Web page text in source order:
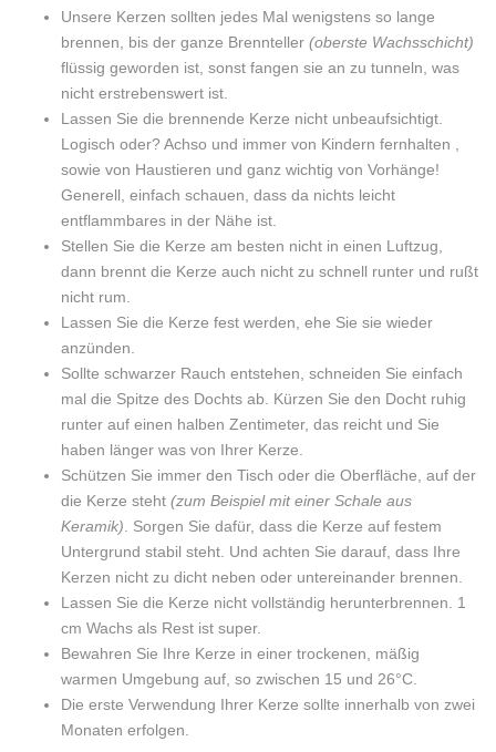
Rosa"
Facebook
in
Rosa"
on
Twitter
Rosa"
on
Google
Plus
Rosa"
on
Pinterest
Rosa"
on
LinkedIn
Unsere Kerzen sollten jedes Mal wenigstens so lange
brennen, bis der ganze Brennteller (oberste Wachsschicht)
flüssig geworden ist, sonst fangen sie an zu tunneln, was
nicht erstrebenswert ist.
Lassen Sie die brennende Kerze nicht unbeaufsichtigt.
Logisch oder? Achso und immer von Kindern fernhalten ,
sowie von Haustieren und ganz wichtig von Vorhänge!
Generell, einfach schauen, dass da nichts leicht
entflammbares in der Nähe ist.
Stellen Sie die Kerze am besten nicht in einen Luftzug,
dann brennt die Kerze auch nicht zu schnell runter und rußt
nicht rum.
Lassen Sie die Kerze fest werden, ehe Sie sie wieder
anzünden.
Sollte schwarzer Rauch entstehen, schneiden Sie einfach
mal die Spitze des Dochts ab. Kürzen Sie den Docht ruhig
runter auf einen halben Zentimeter, das reicht und Sie
haben länger was von Ihrer Kerze.
Schützen Sie immer den Tisch oder die Oberfläche, auf der
die Kerze steht (zum Beispiel mit einer Schale aus
Keramik) . Sorgen Sie dafür, dass die Kerze auf festem
Untergrund stabil steht. Und achten Sie darauf, dass Ihre
Kerzen nicht zu dicht neben oder untereinander brennen.
Lassen Sie die Kerze nicht vollständig herunterbrennen. 1
cm Wachs als Rest ist super.
Bewahren Sie Ihre Kerze in einer trockenen, mäßig
warmen Umgebung auf, so zwischen 15 und 26°C.
Die erste Verwendung Ihrer Kerze sollte innerhalb von zwei
Monaten erfolgen.